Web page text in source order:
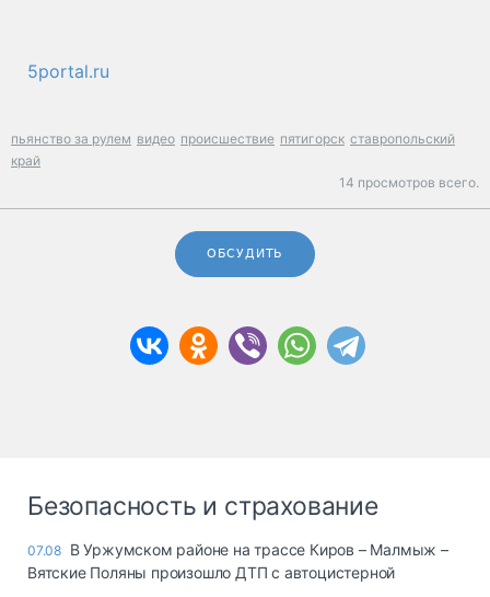
5portal.ru
пьянство за рулем видео происшествие пятигорск ставропольский
край
14 просмотров всего.
ОБСУДИТЬ
Безопасность и страхование
07.08 В Уржумском районе на трассе Киров – Малмыж –
Вятские Поляны произошло ДТП с автоцистерной